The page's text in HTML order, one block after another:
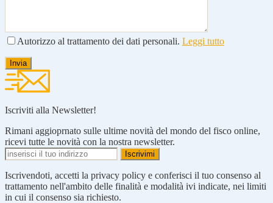
Autorizzo al trattamento dei dati personali. Leggi tutto
Iscriviti alla Newsletter!
Rimani aggioprnato sulle ultime novità del mondo del fisco online,
ricevi tutte le novità con la nostra newsletter.
Iscrivendoti, accetti la privacy policy e conferisci il tuo consenso al
trattamento nell'ambito delle finalità e modalità ivi indicate, nei limiti
in cui il consenso sia richiesto.